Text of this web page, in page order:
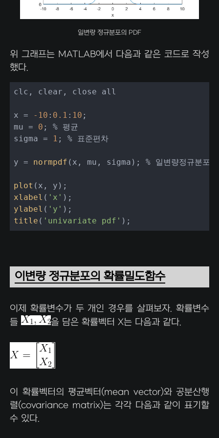
일변량 정규분포의 PDF
위 그래프는 MATLAB에서 다음과 같은 코드로 작성
했다.
clc, clear, close all
x = -10 : 0.1 : 10 ;
mu = 0 ; % 평균
sigma =
1 ; % 표준편차
y = normpdf (x, mu, sigma); % 일변량정규분포의
plot
xlabel ( 'x'
ylabel ( 'y'
title ( 'univariate pdf' );
이변량 정규분포의 확률밀도함수
이제 확률변수가 두 개인 경우를 살펴보자. 확률변수
들
을 담은 확률벡터 X는 다음과 같다.
이 확률벡터의 평균벡터(mean vector)와 공분산행
렬(covariance matrix)는 각각 다음과 같이 표기할
수 있다.